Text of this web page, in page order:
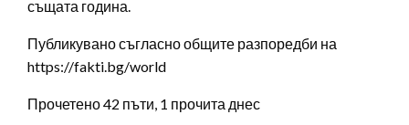
същата година.
Публикувано съгласно общите разпоредби на
https://fakti.bg/world
Прочетено 42 пъти, 1 прочита днес